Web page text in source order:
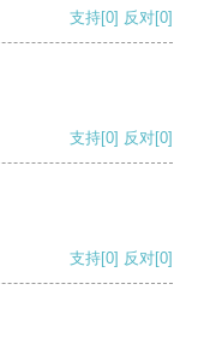
支持[0] 反对[0]
支持[0] 反对[0]
支持[0] 反对[0]